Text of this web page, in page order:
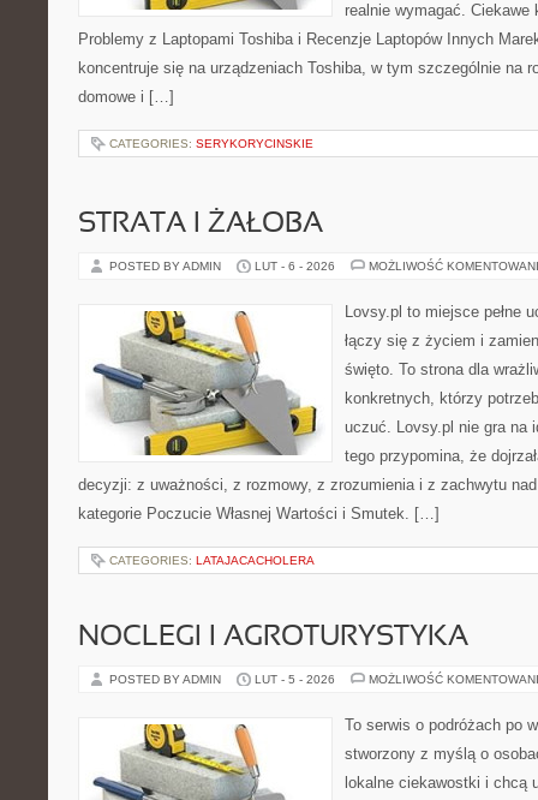
realnie wymagać. Ciekawe
Problemy z Laptopami Toshiba i Recenzje Laptopów Innych
koncentruje się na urządzeniach Toshiba, w tym szczególnie na
domowe i […]
CATEGORIES: SERYKORYCINSKIE
STRATA I ŻAŁOBA
POSTED BY ADMIN LUT - 6 - 2026 MOŻLIWOŚĆ
Lovsy.pl to miejsce pełne
łączy się z życiem i
święto. To strona dla
konkretnych, którzy
uczuć. Lovsy.pl nie gra na
tego przypomina, że
decyzji: z uważności, z rozmowy, z zrozumienia i z zachwytu
kategorie Poczucie Własnej Wartości i Smutek. […]
CATEGORIES: LATAJACACHOLERA
NOCLEGI I AGROTURYSTYKA
POSTED BY ADMIN LUT - 5 - 2026 MOŻLIWOŚĆ
To serwis o podróżach po
stworzony z myślą o
lokalne ciekawostki i chcą